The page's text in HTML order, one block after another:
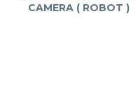
CAMERA ( ROBOT )